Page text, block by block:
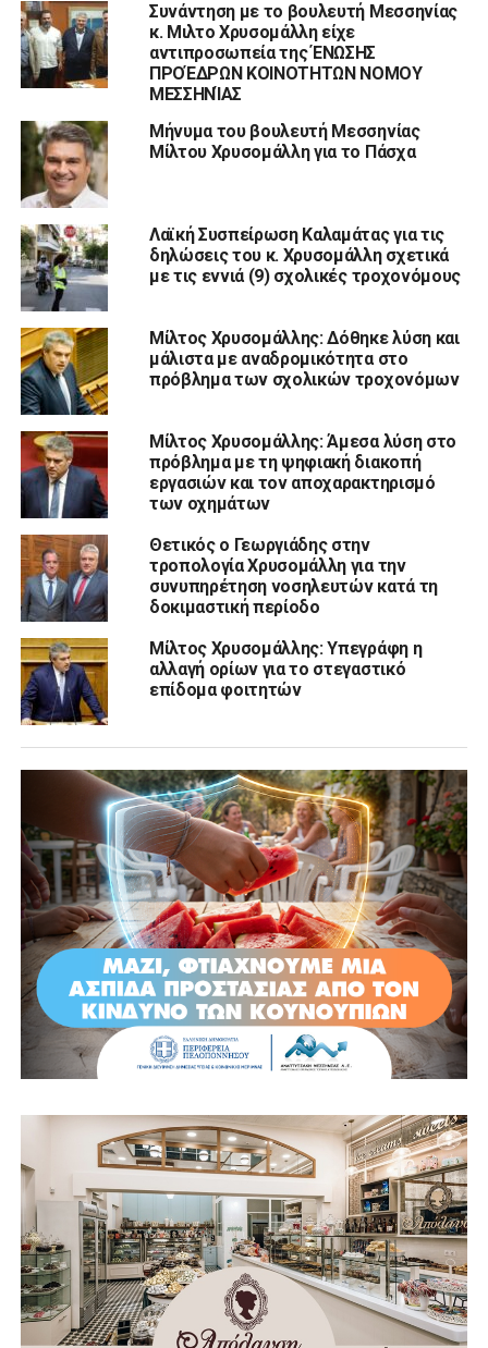
Συνάντηση με το βουλευτή Μεσσηνίας
κ. Μιλτο Χρυσομάλλη είχε
αντιπροσωπεία της ΈΝΩΣΗΣ
ΠΡΟΈΔΡΩΝ ΚΟΙΝΟΤΗΤΩΝ ΝΟΜΟΥ
ΜΕΣΣΗΝΊΑΣ
Μήνυμα του βουλευτή Μεσσηνίας
Μίλτου Χρυσομάλλη για το Πάσχα
Λαϊκή Συσπείρωση Καλαμάτας για τις
δηλώσεις του κ. Χρυσομάλλη σχετικά
με τις εννιά (9) σχολικές τροχονόμους
Μίλτος Χρυσομάλλης: Δόθηκε λύση και
μάλιστα με αναδρομικότητα στο
πρόβλημα των σχολικών τροχονόμων
Μίλτος Χρυσομάλλης: Άμεσα λύση στο
πρόβλημα με τη ψηφιακή διακοπή
εργασιών και τον αποχαρακτηρισμό
των οχημάτων
Θετικός ο Γεωργιάδης στην
τροπολογία Χρυσομάλλη για την
συνυπηρέτηση νοσηλευτών κατά τη
δοκιμαστική περίοδο
Μίλτος Χρυσομάλλης: Υπεγράφη η
αλλαγή ορίων για το στεγαστικό
επίδομα φοιτητών